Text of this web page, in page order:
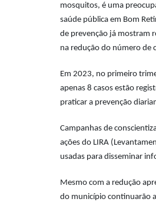
mosquitos, é uma
saúde pública em Bom
de prevenção já mostram
na redução do número de
Em 2023, no primeiro
apenas 8 casos estão
praticar a prevenção
Campanhas de
ações do LIRA
usadas para disseminar
Mesmo com a redução
do município continuarão